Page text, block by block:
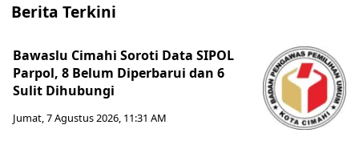
Berita Terkini
Bawaslu Cimahi Soroti Data SIPOL
Parpol, 8 Belum Diperbarui dan 6
Sulit Dihubungi
Jumat, 7 Agustus 2026, 11:31 AM